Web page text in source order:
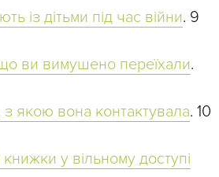
із дітьми під час війни. 9
ви вимушено переїхали.
якою вона контактувала. 10
у вільному доступі